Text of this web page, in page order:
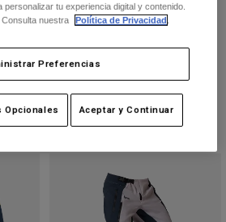
139,99 €
Product swatch type of Negro.
Product swatch type of
tu experiencia digital y contenido.
nuestra
Política de Privacidad
Preferencias
Opcionales Aceptar y Continuar